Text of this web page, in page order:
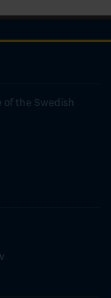
the Swedish